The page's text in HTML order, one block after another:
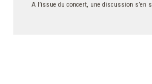
A l’issue du concert, une discussion s’en